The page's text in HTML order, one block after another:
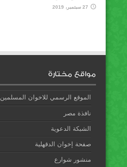
27 سبتمبر، 2019
مواقع مختارة
الموقع الرسمي للاخوان المسلمين
نافذة مصر
الشبكة الدعوية
صفحة إخوان الدقهلية
منشور شوارع